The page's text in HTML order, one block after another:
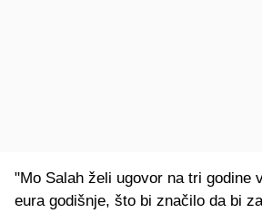
"Mo Salah želi ugovor na tri godine
eura godišnje, što bi značilo da bi